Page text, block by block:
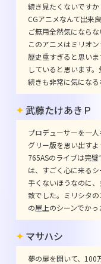
続き見たくないですか
CGアニメなんて出来
ご無用全然気にならな
このアニメはミリオ
歴史重すぎると思い
していると思います。
続きも非常に気になる
武藤たけあきＰ
プロデューサーを一
グリー版を思い出すよ
765ASのライブは完
は、すごく心に来る
手くないほうなのに
致でした。ミリシタ
の屋上のシーンでかっ
マサハシ
夢の扉を開いて、100